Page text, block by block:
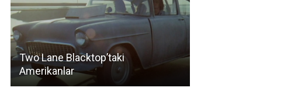
Two Lane Blacktop’taki
Amerikanlar